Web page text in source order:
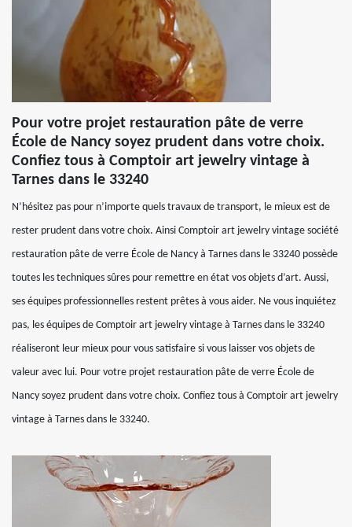
Pour votre projet restauration pâte de verre
École de Nancy soyez prudent dans votre choix.
Confiez tous à Comptoir art jewelry vintage à
Tarnes dans le 33240
N’hésitez pas pour n’importe quels travaux de transport, le mieux est de
rester prudent dans votre choix. Ainsi Comptoir art jewelry vintage société
restauration pâte de verre École de Nancy à Tarnes dans le 33240 possède
toutes les techniques sûres pour remettre en état vos objets d’art. Aussi,
ses équipes professionnelles restent prêtes à vous aider. Ne vous inquiétez
pas, les équipes de Comptoir art jewelry vintage à Tarnes dans le 33240
réaliseront leur mieux pour vous satisfaire si vous laisser vos objets de
valeur avec lui. Pour votre projet restauration pâte de verre École de
Nancy soyez prudent dans votre choix. Confiez tous à Comptoir art jewelry
vintage à Tarnes dans le 33240.